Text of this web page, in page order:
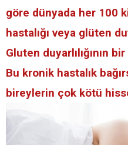
göre dünyada her 100
hastalığı veya glüten
Gluten duyarlılığının
Bu kronik hastalık
bireylerin çok kötü